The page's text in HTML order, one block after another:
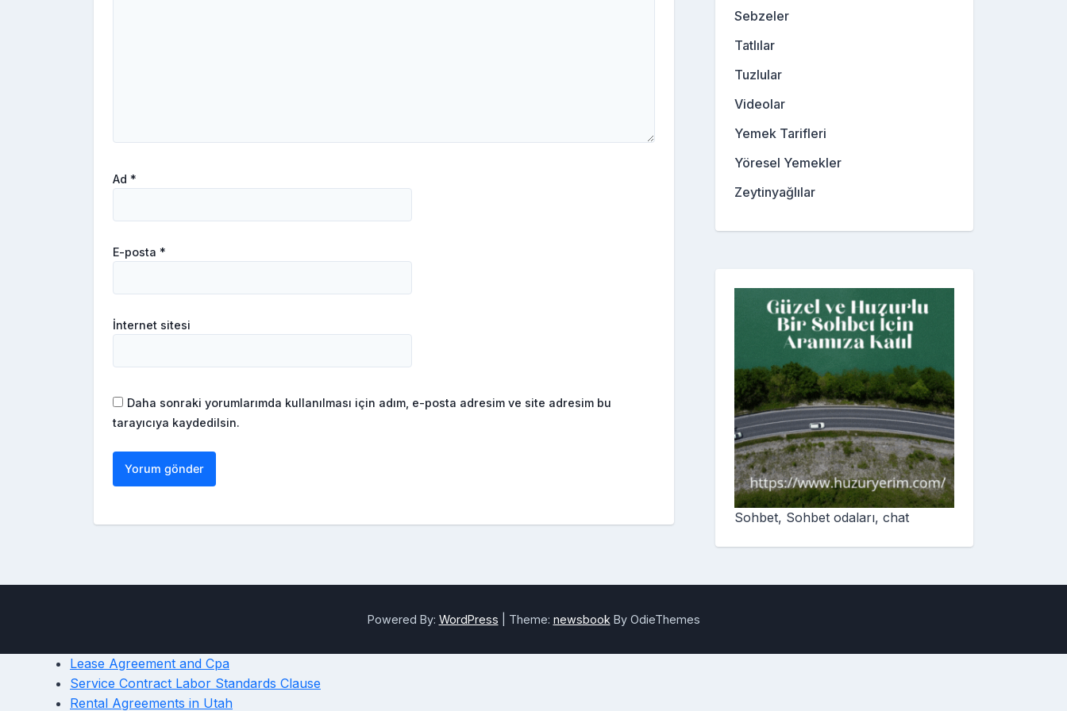
Ad *
E-posta *
İnternet sitesi
Daha sonraki yorumlarımda kullanılması için adım, e-posta adresim ve site adresim bu
tarayıcıya kaydedilsin.
Sebzeler
Tatlılar
Tuzlular
Videolar
Yemek Tarifleri
Yöresel Yemekler
Zeytinyağlılar
Sohbet, Sohbet odaları, chat
Powered By: WordPress Theme: newsbook By OdieThemes
Lease Agreement and Cpa
Service Contract Labor Standards Clause
Rental Agreements in Utah